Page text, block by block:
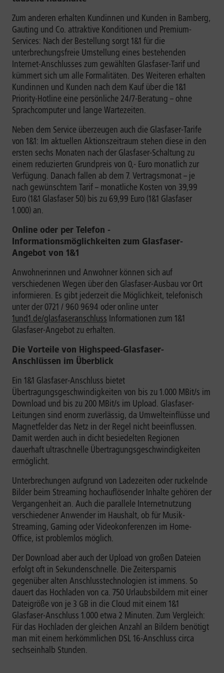
Zum anderen erhalten Kundinnen und Kunden in Bamberg,
Gauting und Co. attraktive Konditionen und Premium-
Services: Nach der Bestellung sorgt 1&1 für die
unterbrechungsfreie Umstellung eines bestehenden
Internet-Anschlusses zum gewählten Glasfaser-Tarif und
kümmert sich um alle Formalitäten. Des Weiteren erhalten
Kundinnen und Kunden nach dem Kauf über die 1&1
Priority-Hotline eine persönliche 24/7-Beratung – ohne
Sprachcomputer und lange Wartezeiten.
Neben dem Service überzeugen auch die Glasfaser-Tarife
von 1&1: Im aktuellen Aktionszeitraum stehen diese in den
ersten sechs Monaten nach der Glasfaser-Schaltung zu
einem reduzierten Grundpreis von 0,- Euro monatlich zur
Verfügung. Danach fallen ab dem 7. Vertragsmonat – je
nach gewünschtem Tarif – monatliche Kosten von 39,99
Euro (1&1 Glasfaser 50) bis zu 69,99 Euro (1&1 Glasfaser
1.000) an.
Online oder per Telefon -
Informationsmöglichkeiten zum Glasfaser-
Angebot von 1&1
Anwohnerinnen und Anwohner können sich auf
verschiedenen Wegen über den Glasfaser-Ausbau vor Ort
informieren. Es gibt jederzeit die Möglichkeit, telefonisch
unter der 0721 / 960 9694 oder online unter
1und1.de/glasfaseranschluss Informationen zum 1&1
Glasfaser-Angebot zu erhalten.
Die Vorteile von Highspeed-Glasfaser-
Anschlüssen im Überblick
Ein 1&1 Glasfaser-Anschluss bietet
Übertragungsgeschwindigkeiten von bis zu 1.000 MBit/s im
Download und bis zu 200 MBit/s im Upload. Glasfaser-
Leitungen sind enorm zuverlässig, da Umwelteinflüsse und
Magnetfelder das Netz in der Regel nicht beeinflussen.
Damit werden auch in dicht besiedelten Regionen
dauerhaft ultraschnelle Übertragungsgeschwindigkeiten
ermöglicht.
Unterbrechungen aufgrund von Ladezeiten oder ruckelnde
Bilder beim Streaming hochauflösender Inhalte gehören der
Vergangenheit an. Auch die parallele Internetnutzung
verschiedener Anwender im Haushalt, ob für Musik-
Streaming, Gaming oder Videokonferenzen im Home-
Office, ist problemlos möglich.
Der Download aber auch der Upload von großen Dateien
erfolgt oft in Sekundenschnelle. Die Zeitersparnis
gegenüber alten Anschlusstechnologien ist immens. So
dauert das Hochladen von ca. 750 Urlaubsbildern mit einer
Dateigröße von je 3 GB in die Cloud mit einem 1&1
Glasfaser-Anschluss 1.000 etwa 2 Minuten. Zum Vergleich:
Für das Hochladen der gleichen Anzahl an Bildern benötigt
man mit einem herkömmlichen DSL 16-Anschluss circa
sechseinhalb Stunden.